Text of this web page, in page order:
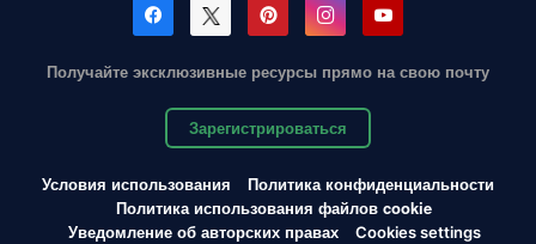
Получайте эксклюзивные ресурсы прямо на свою почту
Зарегистрироваться
Условия использования
Политика конфиденциальности
Политика использования файлов cookie
Уведомление об авторских правах
Cookies settings